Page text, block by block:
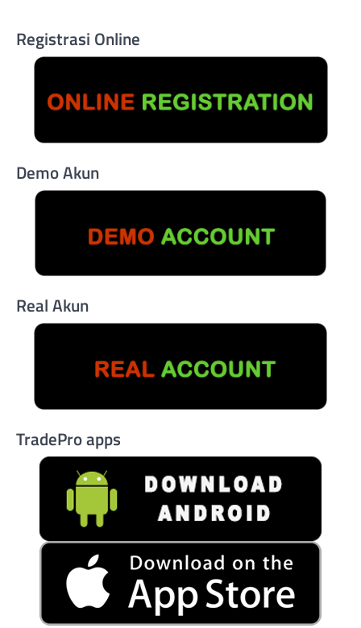
Registrasi Online
Demo Akun
Real Akun
TradePro apps